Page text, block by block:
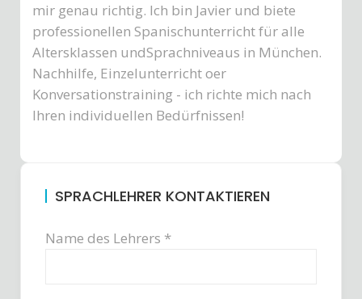
mir genau richtig. Ich bin Javier und biete
professionellen Spanischunterricht für alle
Altersklassen undSprachniveaus in München.
Nachhilfe, Einzelunterricht oer
Konversationstraining - ich richte mich nach
Ihren individuellen Bedürfnissen!
SPRACHLEHRER KONTAKTIEREN
Name des Lehrers *